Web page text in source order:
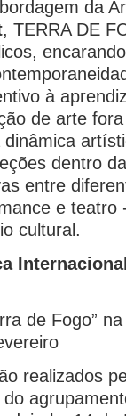
da
, TERRA DE
à
de arte
dentro
entre
e teatro
cultural.
de Fogo”
realizados